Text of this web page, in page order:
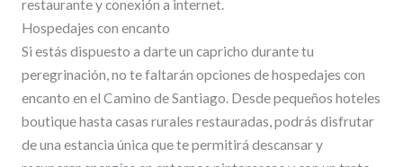
restaurante y conexión a internet.
Hospedajes con encanto
Si estás dispuesto a darte un capricho durante tu
peregrinación, no te faltarán opciones de hospedajes con
encanto en el Camino de Santiago. Desde pequeños hoteles
boutique hasta casas rurales restauradas, podrás disfrutar
de una estancia única que te permitirá descansar y